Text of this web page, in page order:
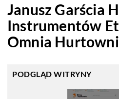
Janusz Garścia
Instrumentów
Omnia
PODGLĄD WITRYNY